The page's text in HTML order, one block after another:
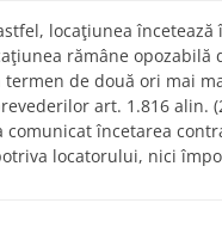
locaţiunea
rămâne
de două ori mai
art. 1.816 alin.
comunicat încetarea
locatorului, nici